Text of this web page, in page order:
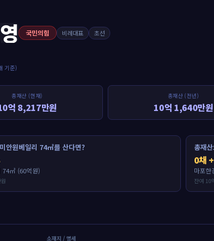
국민의힘 비례대표 초선
기준)
총재산 (현재)
억 8,217만원
총재산 (전년)
10억 1,640만원
안원베일리 74㎡를 산다면?
74㎡ (60억원)
총재
0채
마포
잔여 10
소재지 / 명세